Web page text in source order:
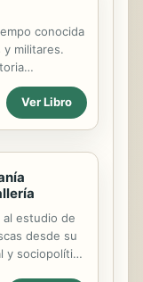
conocida
y militares.
uno de sus
el
la Monarquía
equilibrios y
en su seno
de
muestrario
aspectos
Ver Libro
al estudio de
desde su
sociopolítica